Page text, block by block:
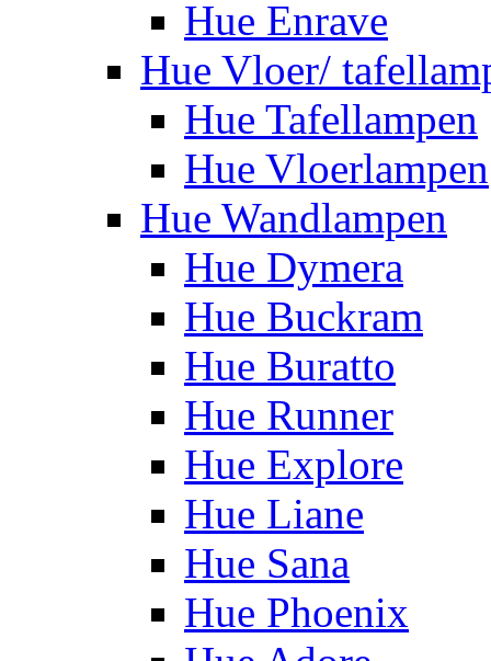
Hue Enrave
Hue Vloer/
Hue Tafellampen
Hue Vloerlampen
Hue Wandlampen
Hue Dymera
Hue Buckram
Hue Buratto
Hue Runner
Hue Explore
Hue Liane
Hue Sana
Hue Phoenix